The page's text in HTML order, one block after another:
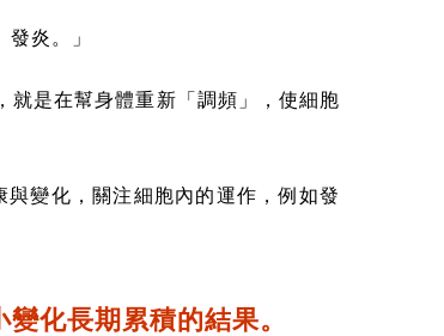
炎。」
就是在幫身體重新「調頻」，使細胞
變化，關注細胞內的運作，例如發
化長期累積的結果。